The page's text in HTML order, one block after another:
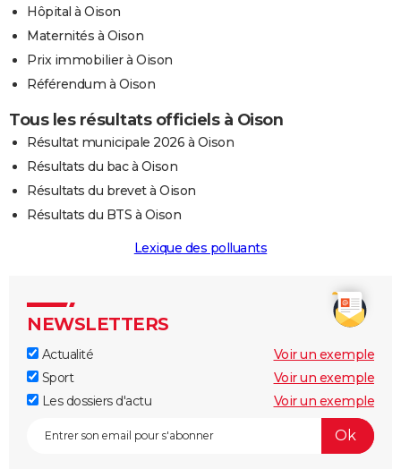
Hôpital à Oison
Maternités à Oison
Prix immobilier à Oison
Référendum à Oison
Tous les résultats officiels à Oison
Résultat municipale 2026 à Oison
Résultats du bac à Oison
Résultats du brevet à Oison
Résultats du BTS à Oison
Lexique des polluants
NEWSLETTERS
Actualité
Voir un exemple
Sport
Voir un exemple
Les dossiers d'actu
Voir un exemple